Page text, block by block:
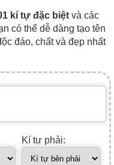
kí tự đặc biệt và các
có thể dễ dàng tạo tên
đáo, chất và đẹp nhất
Kí tự phải: